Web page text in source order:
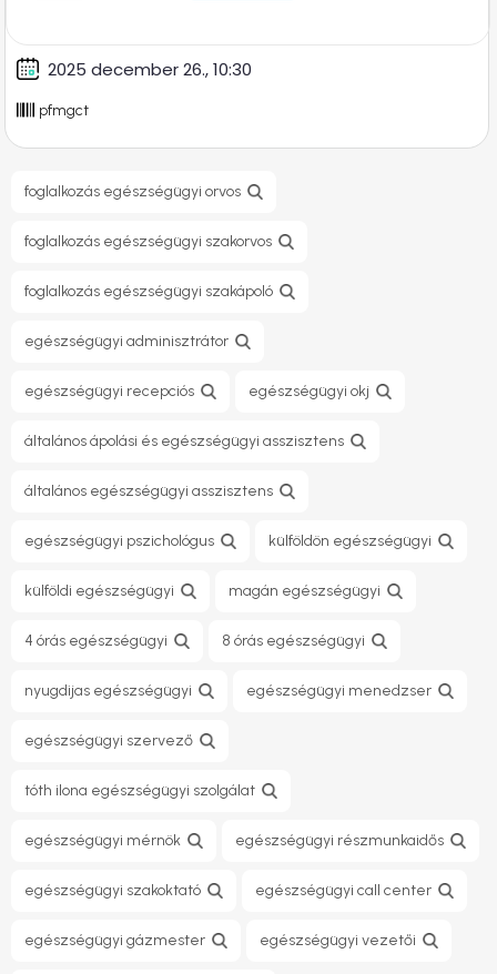
2025 december 26., 10:30
pfmgct
foglalkozás egészségügyi orvos
foglalkozás egészségügyi szakorvos
foglalkozás egészségügyi szakápoló
egészségügyi adminisztrátor
egészségügyi recepciós egészségügyi okj
általános ápolási és egészségügyi asszisztens
általános egészségügyi asszisztens
egészségügyi pszichológus külföldön egészségügyi
külföldi egészségügyi magán egészségügyi
4 órás egészségügyi 8 órás egészségügyi
nyugdijas egészségügyi egészségügyi menedzser
egészségügyi szervező
tóth ilona egészségügyi szolgálat
egészségügyi mérnök egészségügyi részmunkaidős
egészségügyi szakoktató egészségügyi call center
egészségügyi gázmester egészségügyi vezetői